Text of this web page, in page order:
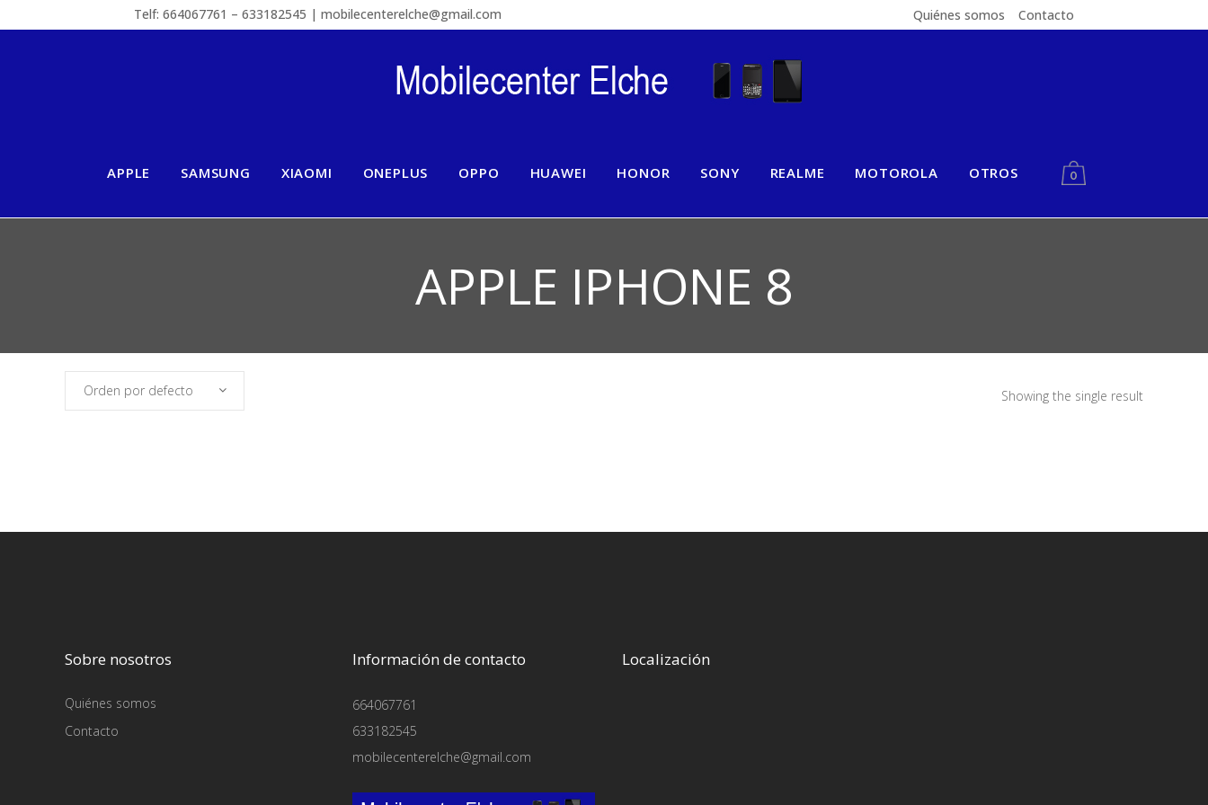
Telf: 664067761 – 633182545 | mobilecenterelche@gmail.com Quiénes somos Contacto
APPLE SAMSUNG XIAOMI ONEPLUS OPPO HUAWEI HONOR SONY REALME MOTOROLA OTROS 0
APPLE IPHONE 8
Showing the single result
Orden por defecto
Sobre nosotros
Quiénes somos
Contacto
Información de contacto
664067761
633182545
mobilecenterelche@gmail.com
Localización